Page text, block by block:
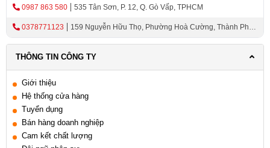
yêu cầu khắt khe của người tiêu dùng.
Để sum up, việc sử dụng khóa mã số - thẻ từ để bảo vệ
căn nhà của bạn là một giải pháp an toàn và tiện lợi. Tuy
nhiên, để đảm bảo tính an toàn và chất lượng, bạn nên
đánh giá cao. Hãy bảo vệ căn nhà của bạn với khóa mã
số - thẻ từ chất lượng cao!
0987 863 580 535 Tân Sơn, P. 12, Q. Gò Vấp, TPHCM
0378771123
159 Nguyễn Hữu Thọ, Phường Hoà Cường, Thành Phố
THÔNG TIN CÔNG TY
Giới thiệu
Hệ thống cửa hàng
Tuyển dụng
Bán hàng doanh nghiệp
Cam kết chất lượng